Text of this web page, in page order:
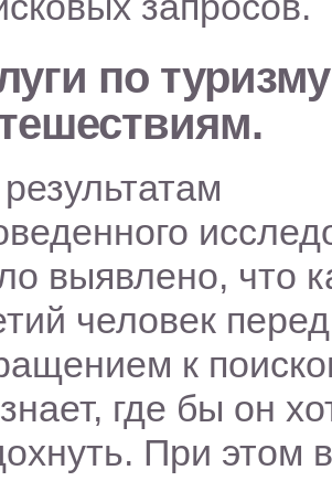
по
выявлено, что
человек перед
к
где бы он
При этом в